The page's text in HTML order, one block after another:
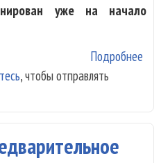
уже на начало
Подробнее
, чтобы отправлять